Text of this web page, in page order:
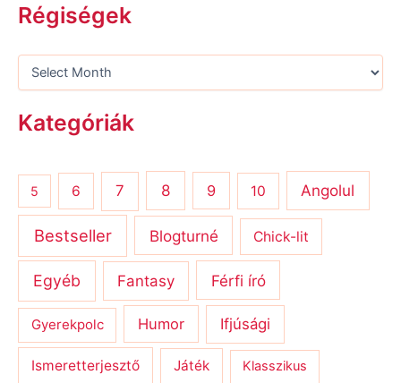
Régiségek
Kategóriák
5 6 7 8 9 10 Angolul
Bestseller Blogturné Chick-lit
Egyéb Fantasy Férfi író
Gyerekpolc Humor Ifjúsági
Ismeretterjesztő Játék Klasszikus